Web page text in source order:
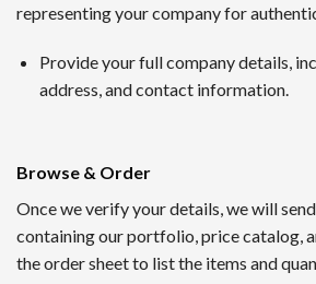
representing your company for
Provide your full company details,
address, and contact information.
Browse & Order
Once we verify your details, we will
containing our portfolio, price catalog,
the order sheet to list the items and
サッカーや野球など国内のスポーツに
られる機能も提供されていて評判です
4位 カジノシークレット（Casino